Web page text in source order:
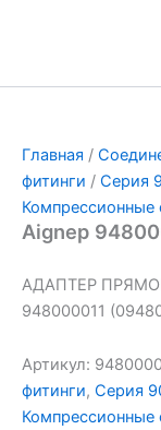
Главная /
фитинги / Серия
Компрессионные
Aignep
АДАПТЕР
948000011
Артикул:
фитинги, Серия
Компрессионные